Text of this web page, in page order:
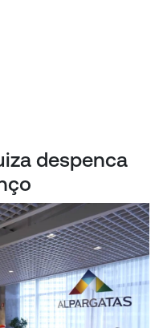
despenca